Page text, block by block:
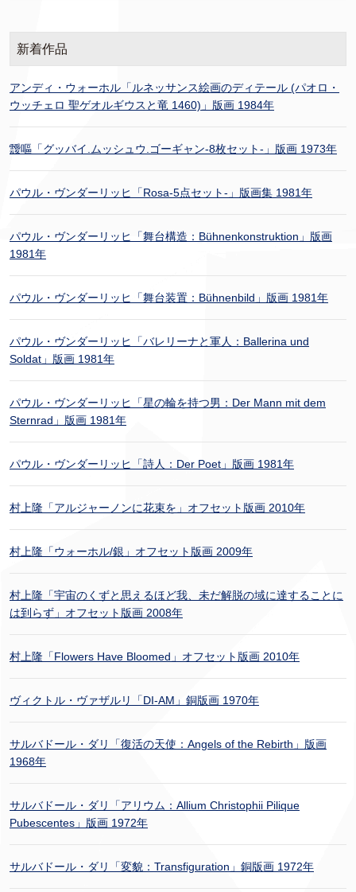
新着作品
アンディ・ウォーホル「ルネッサンス絵画のディテール (パオロ・
ウッチェロ 聖ゲオルギウスと竜 1460)」版画 1984年
靉嘔「グッバイ.ムッシュウ.ゴーギャン-8枚セット-」版画 1973年
パウル・ヴンダーリッヒ「Rosa-5点セット-」版画集 1981年
パウル・ヴンダーリッヒ「舞台構造：Bühnenkonstruktion」版画
1981年
パウル・ヴンダーリッヒ「舞台装置：Bühnenbild」版画 1981年
パウル・ヴンダーリッヒ「バレリーナと軍人：Ballerina und
Soldat」版画 1981年
パウル・ヴンダーリッヒ「星の輪を持つ男：Der Mann mit dem
Sternrad」版画 1981年
パウル・ヴンダーリッヒ「詩人：Der Poet」版画 1981年
村上隆「アルジャーノンに花束を」オフセット版画 2010年
村上隆「ウォーホル/銀」オフセット版画 2009年
村上隆「宇宙のくずと思えるほど我、未だ解脱の域に達することに
は到らず」オフセット版画 2008年
村上隆「Flowers Have Bloomed」オフセット版画 2010年
ヴィクトル・ヴァザルリ「DI-AM」銅版画 1970年
サルバドール・ダリ「復活の天使：Angels of the Rebirth」版画
1968年
サルバドール・ダリ「アリウム：Allium Christophii Pilique
Pubescentes」版画 1972年
サルバドール・ダリ「変貌：Transfiguration」銅版画 1972年